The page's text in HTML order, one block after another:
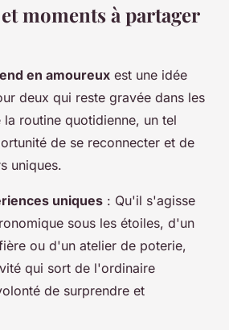
moments à partager
en amoureux est une idée
deux qui reste gravée dans les
routine quotidienne, un tel
de se reconnecter et de
uniques.
uniques : Qu'il s'agisse
sous les étoiles, d'un
ou d'un atelier de poterie,
qui sort de l'ordinaire
de surprendre et